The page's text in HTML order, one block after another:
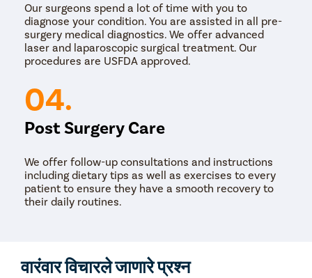
Our surgeons spend a lot of time with you to
diagnose your condition. You are assisted in all pre-
surgery medical diagnostics. We offer advanced
laser and laparoscopic surgical treatment. Our
procedures are USFDA approved.
04.
Post Surgery Care
We offer follow-up consultations and instructions
including dietary tips as well as exercises to every
patient to ensure they have a smooth recovery to
their daily routines.
वारंवार विचारले जाणारे प्रश्न